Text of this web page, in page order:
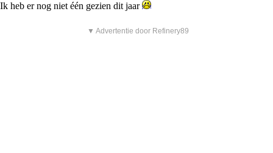
Ik heb er nog niet één gezien dit jaar
▼ Advertentie door Refinery89